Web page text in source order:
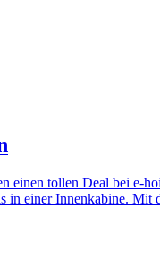
einen tollen Deal bei e-
in einer Innenkabine. Mit